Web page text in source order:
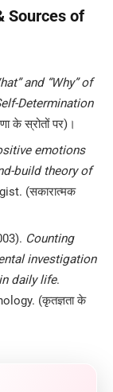
Sources of
and “Why” of
Determination
के स्रोतों पर)।
emotions
build theory of
(सकारात्मक
Counting
investigation
daily life.
(कृतज्ञता के